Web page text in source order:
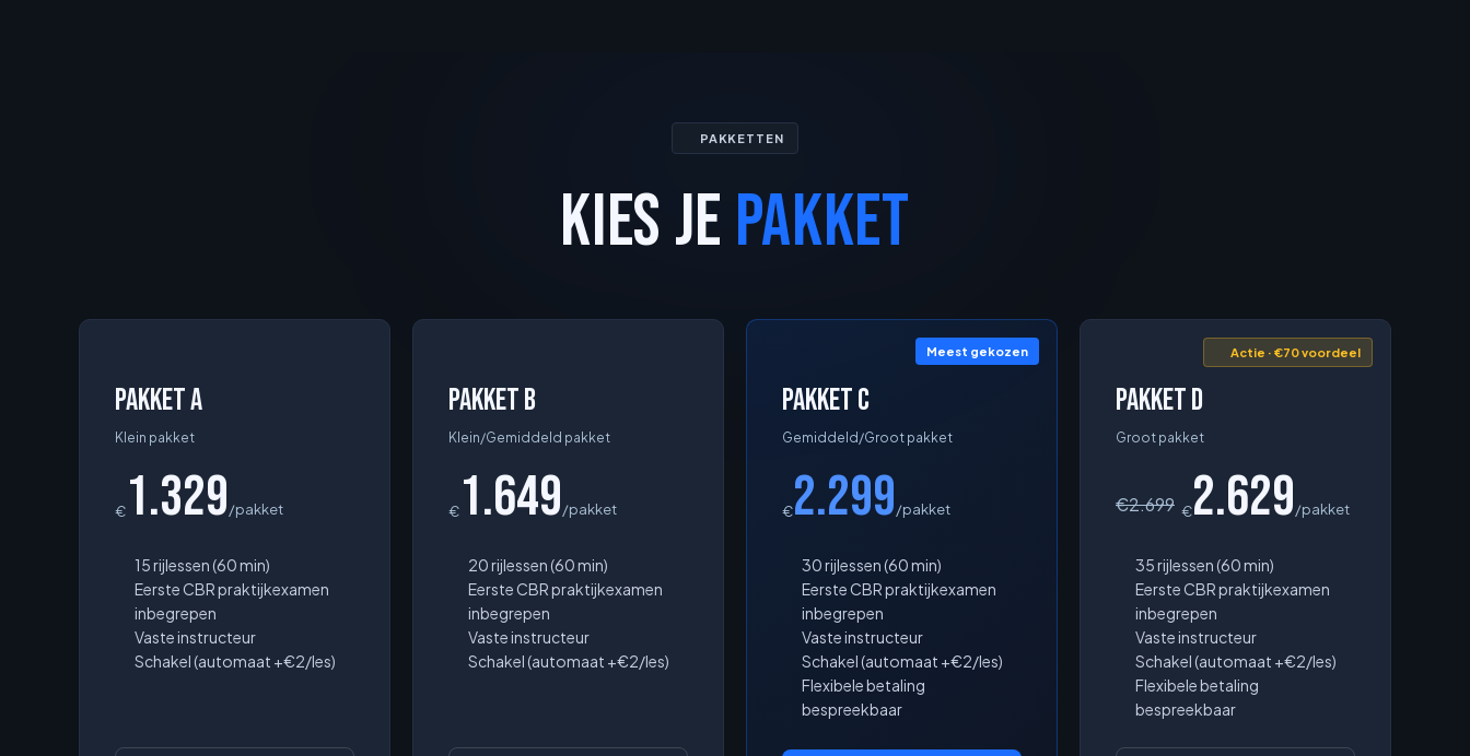
PAKKETTEN
KIES JE PAKKET
Pakket A
Klein pakket
€ 1.329/pakket
15 rijlessen (60 min)
Eerste CBR praktijkexamen
inbegrepen
Vaste instructeur
Schakel (automaat +€2/les)
Pakket B
Klein/Gemiddeld pakket
€ 1.649/pakket
20 rijlessen (60 min)
Eerste CBR praktijkexamen
inbegrepen
Vaste instructeur
Schakel (automaat +€2/les)
Meest gekozen
Pakket C
Gemiddeld/Groot pakket
€2.299/pakket
30 rijlessen (60 min)
Eerste CBR praktijkexamen
inbegrepen
Vaste instructeur
Schakel (automaat +€2/les)
Flexibele betaling
bespreekbaar
Actie · €70 voordeel
Pakket D
Groot pakket
€2.699 €2.629/pakket
35 rijlessen (60 min)
Eerste CBR praktijkexamen
inbegrepen
Vaste instructeur
Schakel (automaat +€2/les)
Flexibele betaling
bespreekbaar